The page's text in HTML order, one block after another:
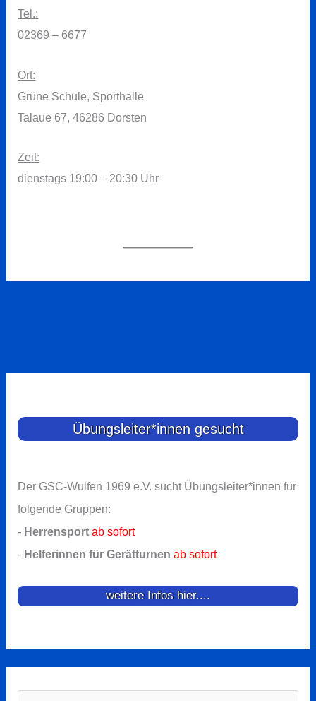
Tel.:
02369 – 6677
Ort:
Grüne Schule, Sporthalle
Talaue 67, 46286 Dorsten
Zeit:
dienstags 19:00 – 20:30 Uhr
Übungsleiter*innen gesucht
Der GSC-Wulfen 1969 e.V. sucht Übungsleiter*innen für
folgende Gruppen:
- Herrensportab sofort
- Helferinnen für Gerätturnen ab sofort
weitere Infos hier....